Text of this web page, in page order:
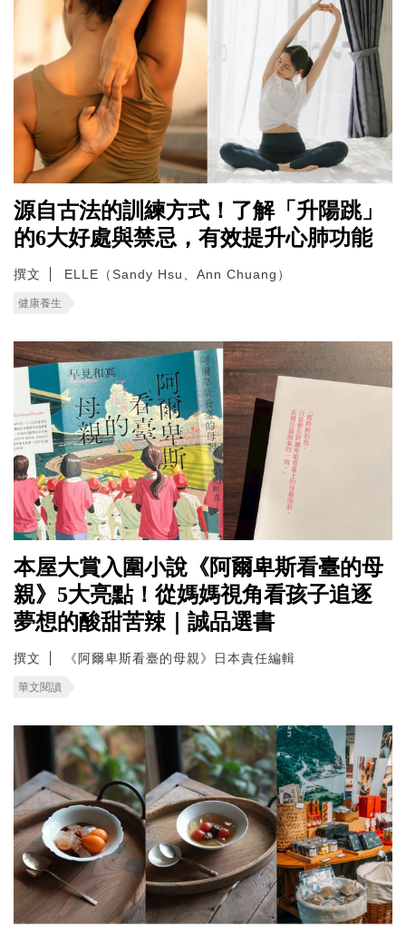
源自古法的訓練方式！了解「升陽跳」
的6大好處與禁忌，有效提升心肺功能
撰文 ELLE（Sandy Hsu、Ann Chuang）
健康養生
本屋大賞入圍小說《阿爾卑斯看臺的母
親》5大亮點！從媽媽視角看孩子追逐
夢想的酸甜苦辣｜誠品選書
撰文 《阿爾卑斯看臺的母親》日本責任編輯
華文閱讀